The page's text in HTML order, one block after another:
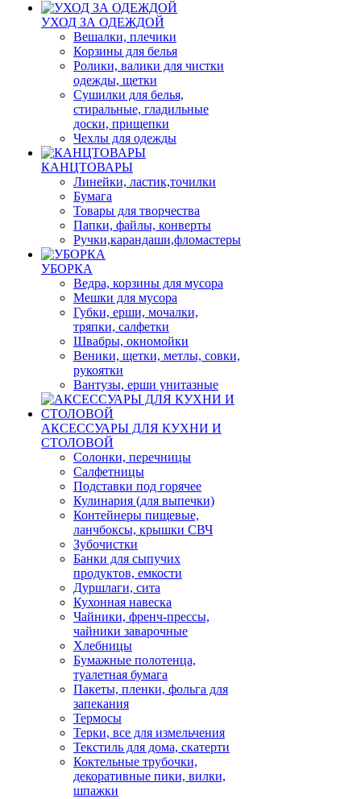
УХОД ЗА ОДЕЖДОЙ
Вешалки, плечики
Корзины для белья
Ролики, валики для чистки
одежды, щетки
Сушилки для белья,
стиральные, гладильные
доски, прищепки
Чехлы для одежды
КАНЦТОВАРЫ
Линейки, ластик,точилки
Бумага
Товары для творчества
Папки, файлы, конверты
Ручки,карандаши,фломастеры
УБОРКА
Ведра, корзины для мусора
Мешки для мусора
Губки, ерши, мочалки,
тряпки, салфетки
Швабры, окномойки
Веники, щетки, метлы, совки,
рукоятки
Вантузы, ерши унитазные
АКСЕССУАРЫ ДЛЯ КУХНИ И
СТОЛОВОЙ
Солонки, перечницы
Салфетницы
Подставки под горячее
Кулинария (для выпечки)
Контейнеры пищевые,
ланчбоксы, крышки СВЧ
Зубочистки
Банки для сыпучих
продуктов, емкости
Дуршлаги, сита
Кухонная навеска
Чайники, френч-прессы,
чайники заварочные
Хлебницы
Бумажные полотенца,
туалетная бумага
Пакеты, пленки, фольга для
запекания
Термосы
Терки, все для измельчения
Текстиль для дома, скатерти
Коктельные трубочки,
декоративные пики, вилки,
шпажки